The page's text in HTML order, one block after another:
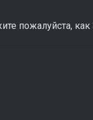
пожалуйста,